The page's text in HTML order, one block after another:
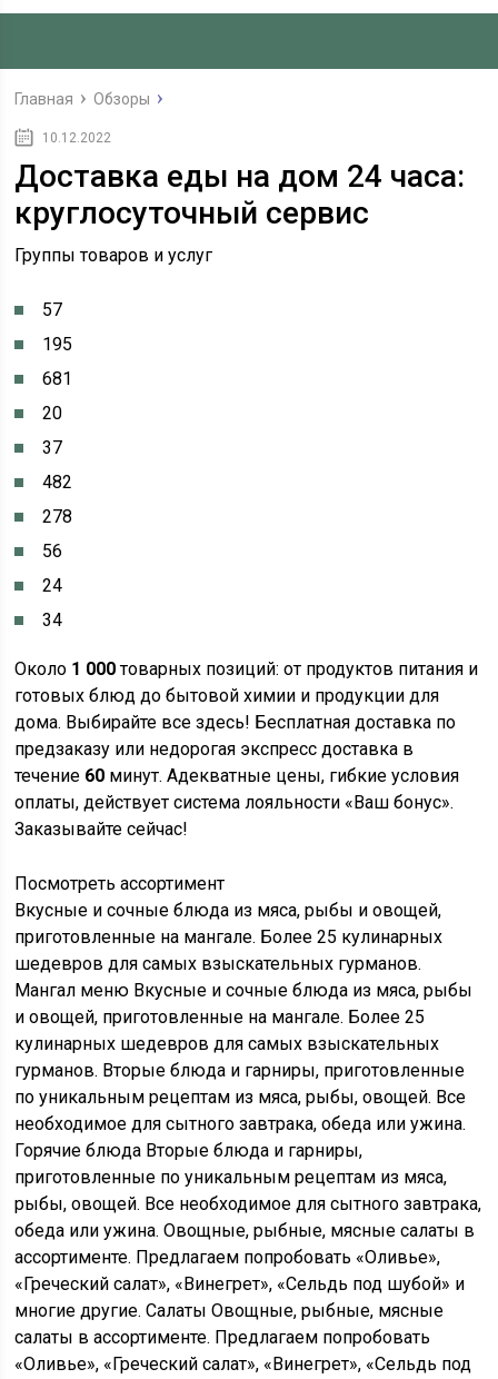
Главная Обзоры
10.12.2022
Доставка еды на дом 24 часа:
круглосуточный сервис
Группы товаров и услуг
57
195
681
20
37
482
278
56
24
34
Около 1 000товарных позиций: от продуктов питания и
готовых блюд до бытовой химии и продукции для
дома. Выбирайте все здесь! Бесплатная доставка по
предзаказу или недорогая экспресс доставка в
течение 60 минут. Адекватные цены, гибкие условия
оплаты, действует система лояльности «Ваш бонус».
Заказывайте сейчас!
Посмотреть ассортимент
Вкусные и сочные блюда из мяса, рыбы и овощей,
приготовленные на мангале. Более 25 кулинарных
шедевров для самых взыскательных гурманов.
Мангал меню Вкусные и сочные блюда из мяса, рыбы
и овощей, приготовленные на мангале. Более 25
кулинарных шедевров для самых взыскательных
гурманов. Вторые блюда и гарниры, приготовленные
по уникальным рецептам из мяса, рыбы, овощей. Все
необходимое для сытного завтрака, обеда или ужина.
Горячие блюда Вторые блюда и гарниры,
приготовленные по уникальным рецептам из мяса,
рыбы, овощей. Все необходимое для сытного завтрака,
обеда или ужина. Овощные, рыбные, мясные салаты в
ассортименте. Предлагаем попробовать «Оливье»,
«Греческий салат», «Винегрет», «Сельдь под шубой» и
многие другие. Салаты Овощные, рыбные, мясные
салаты в ассортименте. Предлагаем попробовать
«Оливье», «Греческий салат», «Винегрет», «Сельдь под